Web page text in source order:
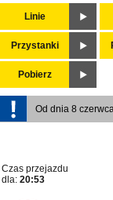
Linie
Przystanki
Pobierz
Od dnia 8
Czas przejazdu
dla: 20:53